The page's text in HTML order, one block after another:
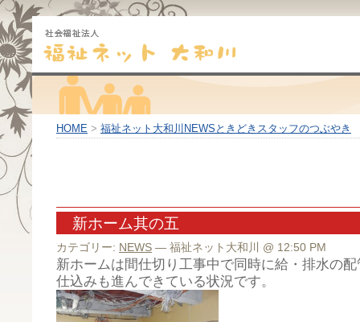
HOME > 福祉ネット大和川NEWSときどきスタッフのつぶやき
新ホーム其の五
カテゴリー: NEWS — 福祉ネット大和川 @ 12:50 PM
新ホームは間仕切り工事中で同時に給・排水の
仕込みも進んできている状況です。